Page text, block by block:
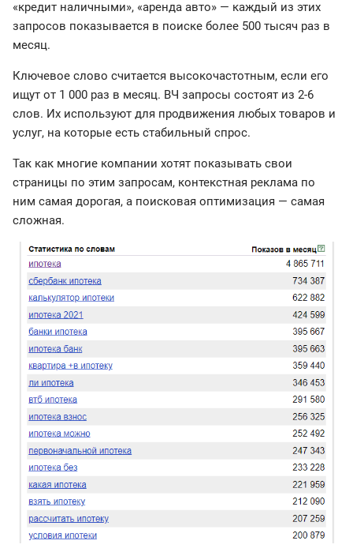
«кредит наличными», «аренда авто» — каждый из этих
запросов показывается в поиске более 500 тысяч раз в
месяц.
Ключевое слово считается высокочастотным, если его
ищут от 1 000 раз в месяц. ВЧ запросы состоят из 2-6
слов. Их используют для продвижения любых товаров и
услуг, на которые есть стабильный спрос.
Так как многие компании хотят показывать свои
страницы по этим запросам, контекстная реклама по
ним самая дорогая, а поисковая оптимизация — самая
сложная.